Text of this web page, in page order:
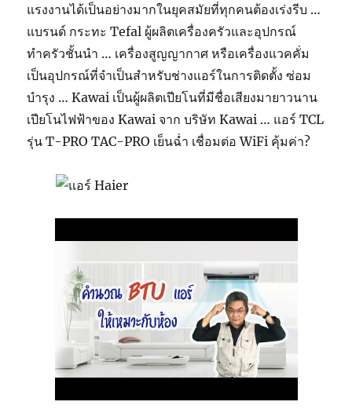
แรงงานได้เป็นอย่างมากในยุคสมัยที่ทุกคนต้องเร่งรีบ …
แบรนด์ กระทะ Tefal ผู้ผลิตเครื่องครัวและอุปกรณ์
ทำครัวชั้นนำ … เครื่องสูญญากาศ หรือเครื่องแวคคั่ม
เป็นอุปกรณ์ที่จำเป็นสำหรับช่างแอร์ในการติดตั้ง ซ่อม
บำรุง … Kawai เป็นผู้ผลิตเปียโนที่มีชื่อเสียงมายาวนาน
เปียโนไฟฟ้าของ Kawai จาก บริษัท Kawai … แอร์ TCL
รุ่น T-PRO TAC-PRO เย็นฉ่ำ เชื่อมต่อ WiFi คุ้มค่า?